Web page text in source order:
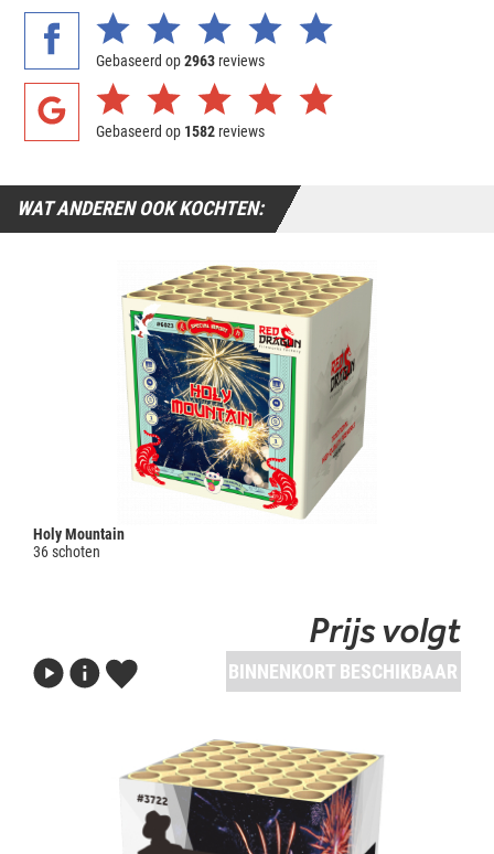
Gebaseerd op2963 reviews
Gebaseerd op 1582 reviews
WAT ANDEREN OOK KOCHTEN:
Holy Mountain
36 schoten
Prijs volgt
BINNENKORT BESCHIKBAAR